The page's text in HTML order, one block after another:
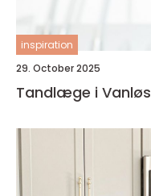
inspiration
29. October 2025
Tandlæge i